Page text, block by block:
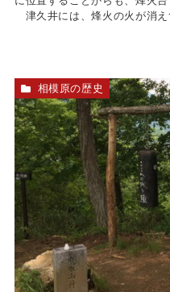
津久井には、烽火の火が消
相模原の歴史